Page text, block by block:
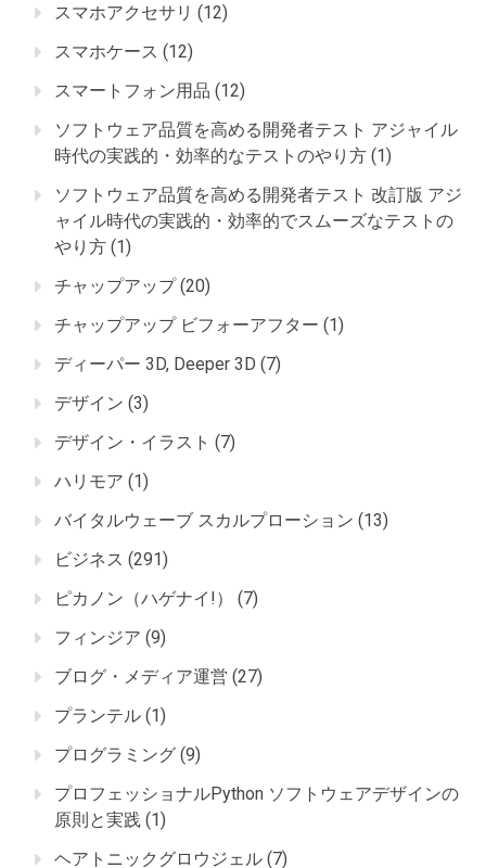
スマホアクセサリ (12)
スマホケース (12)
スマートフォン用品 (12)
ソフトウェア品質を高める開発者テスト アジャイル
時代の実践的・効率的なテストのやり方 (1)
ソフトウェア品質を高める開発者テスト 改訂版 アジ
ャイル時代の実践的・効率的でスムーズなテストの
やり方 (1)
チャップアップ(20)
チャップアップ ビフォーアフター (1)
ディーパー 3D, Deeper 3D (7)
デザイン (3)
デザイン・イラスト (7)
ハリモア (1)
バイタルウェーブ スカルプローション (13)
ビジネス (291)
ピカノン（ハゲナイ!）
(7)
フィンジア (9)
ブログ・メディア運営 (27)
プランテル (1)
プログラミング (9)
プロフェッショナルPython ソフトウェアデザインの
原則と実践 (1)
ヘアトニックグロウジェル (7)